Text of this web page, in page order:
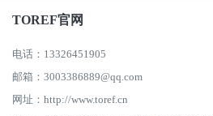
TOREF官网
电话：13326451905
邮箱：3003386889@qq.com
网址：http://www.toref.cn